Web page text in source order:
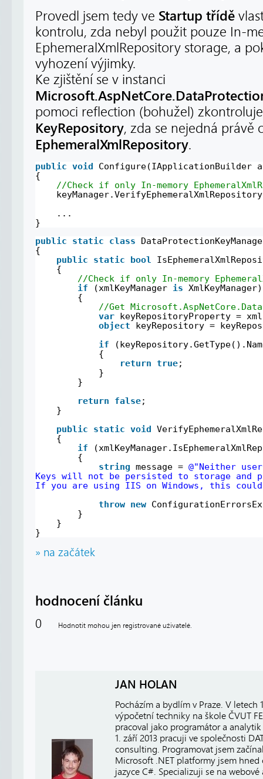
Provedl jsem tedy ve Startup třídě
kontrolu, zda nebyl použit pouze In-
EphemeralXmlRepository storage, a
vyhození výjimky.
Ke zjištění se v instanci
pomoci reflection (bohužel)
KeyRepository, zda se nejedná právě
EphemeralXmlRepository.
public void
Configure(IApplicationBuilder
{
//Check if only In-memory
...
}
public
static class
{
public
static bool
{
//Check if only In-memory
if
(xmlKeyManager is XmlKeyManager)
{
//Get
var keyRepositoryProperty =
object
keyRepository =
if
{
return true;
}
}
return
false;
}
public
static void
{
if
{
string message = @"Neither
Keys will not be persisted to storage and
If you are using IIS on Windows, this
throw new
}
}
}
» na začátek
hodnocení článku
0 Hodnotit mohou jen registrované uživatelé.
JAN HOLAN
Pocházím a bydlím v Praze. V letech
výpočetní techniky na škole ČVUT
pracoval jako programátor a
1. září 2013 pracuji ve společnosti
consulting. Programovat jsem
Microsoft .NET platformy jsem
jazyce C#. Specializuji se na